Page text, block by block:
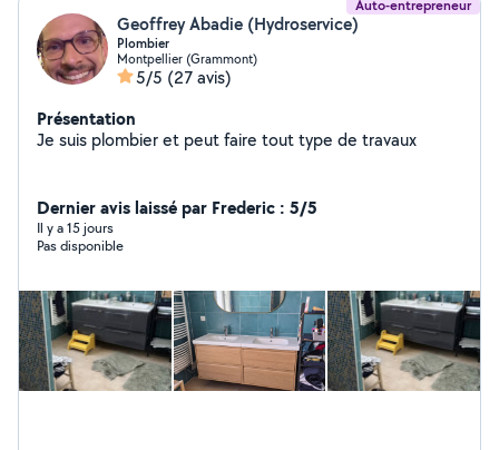
Auto-entrepreneur
Geoffrey Abadie (Hydroservice)
Plombier
Montpellier (Grammont)
5/5 (27 avis)
Présentation
Je suis plombier et peut faire tout type de travaux
Dernier avis laissé par Frederic : 5/5
Il y a 15 jours
Pas disponible